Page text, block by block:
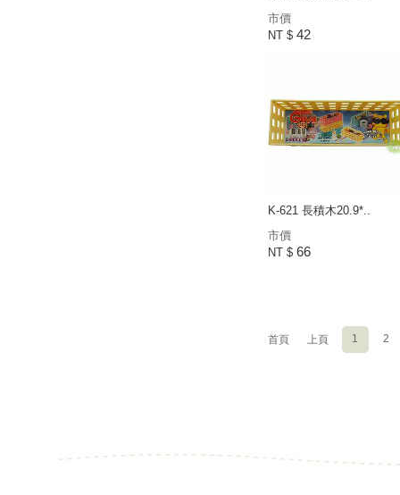
市價
NT $ 42
K-621 長積木20.9*..
市價
NT $ 66
首頁 上頁 1 2